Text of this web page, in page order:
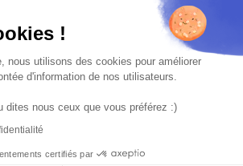
!
nous utilisons des cookies pour améliorer
d'information de nos utilisateurs.
dites nous ceux que vous préférez :)
certifiés par
de confidentialité